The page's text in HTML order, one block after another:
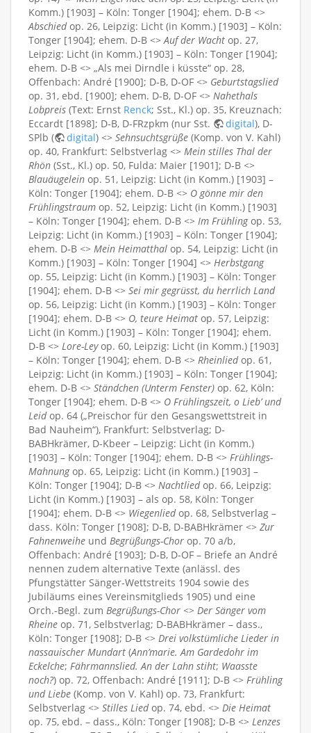
Komm.) [1903] – Köln: Tonger [1904]; ehem. D-B <>
Abschiedop. 26, Leipzig: Licht (in Komm.) [1903] – Köln:
Tonger [1904]; ehem. D-B <> Auf der Wacht op. 27,
Leipzig: Licht (in Komm.) [1903] – Köln: Tonger [1904];
ehem. D-B <> „Als mei Dirndle i küsste“ op. 28,
Offenbach: André [1900]; D-B, D-OF <> Geburtstagslied
op. 31, ebd. [1900]; ehem. D-B, D-OF <> Nahethals
Lobpreis (Text: Ernst Renck; Sst., Kl.) op. 35, Kreuznach:
Eccardt [1898]; D-B, D-FRzpkm (nur Sst.
digital), D-
SPlb (
digital) <> Sehnsuchtsgrüße (Komp. von V. Kahl)
op. 40, Frankfurt: Selbstverlag <> Mein stilles Thal der
Rhön (Sst., Kl.) op. 50, Fulda: Maier [1901]; D-B <>
Blauäugelein op. 51, Leipzig: Licht (in Komm.) [1903] –
Köln: Tonger [1904]; ehem. D-B <> O gönne mir den
Frühlingstraum op. 52, Leipzig: Licht (in Komm.) [1903]
– Köln: Tonger [1904]; ehem. D-B <> Im Frühlingop. 53,
Leipzig: Licht (in Komm.) [1903] – Köln: Tonger [1904];
ehem. D-B <> Mein Heimatthal op. 54, Leipzig: Licht (in
Komm.) [1903] – Köln: Tonger [1904] <> Herbstgang
op. 55, Leipzig: Licht (in Komm.) [1903] – Köln: Tonger
[1904]; ehem. D-B <> Sei mir gegrüsst, du herrlich Land
op. 56, Leipzig: Licht (in Komm.) [1903] – Köln: Tonger
[1904]; ehem. D-B <> O, teure Heimat op. 57, Leipzig:
Licht (in Komm.) [1903] – Köln: Tonger [1904]; ehem.
D-B <> Lore-Leyop. 60, Leipzig: Licht (in Komm.) [1903]
– Köln: Tonger [1904]; ehem. D-B <> Rheinliedop. 61,
Leipzig: Licht (in Komm.) [1903] – Köln: Tonger [1904];
ehem. D-B <> Ständchen (Unterm Fenster) op. 62, Köln:
Tonger [1904]; ehem. D-B <> O Frühlingszeit, o Lieb’ und
Leidop. 64 („Preischor für den Gesangswettstreit in
Bad Nauheim“), Frankfurt: Selbstverlag; D-
BABHkrämer, D-Kbeer – Leipzig: Licht (in Komm.)
[1903] – Köln: Tonger [1904]; ehem. D-B <> Frühlings-
Mahnungop. 65, Leipzig: Licht (in Komm.) [1903] –
Köln: Tonger [1904]; D-B <> Nachtliedop. 66, Leipzig:
Licht (in Komm.) [1903] – als op. 58, Köln: Tonger
[1904]; ehem. D-B <> Wiegenliedop. 68, Selbstverlag –
dass. Köln: Tonger [1908]; D-B, D-BABHkrämer <> Zur
Fahnenweihe und Begrüßungs-Chor op. 70 a/b,
Offenbach: André [1903]; D-B, D-OF – Briefe an André
nennen zudem alternative Texte (anlässl. des
Pfungstätter Sänger-Wettstreits 1904 sowie des
Jubiläums eines Vereinsmitglieds 1905) und eine
Orch.-Begl. zum Begrüßungs-Chor <> Der Sänger vom
Rheine op. 71, Selbstverlag; D-BABHkrämer – dass.,
Köln: Tonger [1908]; D-B <> Drei volkstümliche Lieder in
nassauischer Mundart (Ann’marie. Am Gardedohr im
Eckelche; Fährmannslied. An der Lahn stiht; Waasste
noch?) op. 72, Offenbach: André [1911]; D-B <> Frühling
und Liebe (Komp. von V. Kahl) op. 73, Frankfurt:
Selbstverlag <> Stilles Liedop. 74, ebd. <> Die Heimat
op. 75, ebd. – dass., Köln: Tonger [1908]; D-B <> Lenzes